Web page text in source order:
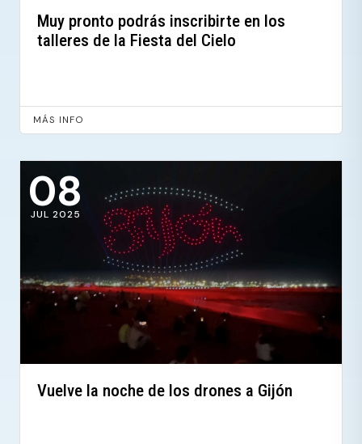
Muy pronto podrás inscribirte en los
talleres de la Fiesta del Cielo
MÁS INFO
08
JUL 2025
Vuelve la noche de los drones a Gijón